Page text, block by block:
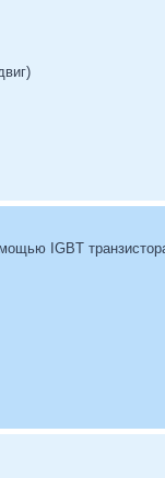
IGBT